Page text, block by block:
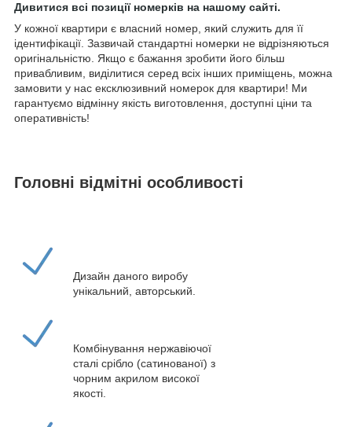
Дивитися всі позиції номерків на нашому сайті.
У кожної квартири є власний номер, який служить для її
ідентифікації. Зазвичай стандартні номерки не відрізняються
оригінальністю. Якщо є бажання зробити його більш
привабливим, виділитися серед всіх інших приміщень, можна
замовити у нас ексклюзивний номерок для квартири! Ми
гарантуємо відмінну якість виготовлення, доступні ціни та
оперативність!
Головні відмітні особливості
Дизайн даного виробу
унікальний, авторський.
Комбінування нержавіючої
сталі срібло (сатинованої) з
чорним акрилом високої
якості.